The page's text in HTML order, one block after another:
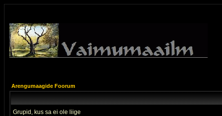
Arengumaagide Foorum
Grupid, kus sa ei ole liige